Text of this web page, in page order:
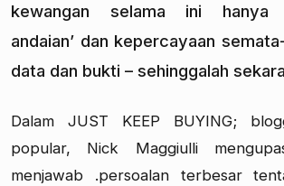
kewangan selama ini hanya
andaian’ dan kepercayaan
data dan bukti – sehinggalah
Dalam JUST KEEP BUYING;
popular, Nick Maggiulli
menjawab .persoalan terbesar